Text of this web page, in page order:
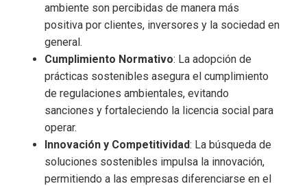
ambiente son percibidas de manera más
positiva por clientes, inversores y la sociedad en
general.
Cumplimiento Normativo: La adopción de
prácticas sostenibles asegura el cumplimiento
de regulaciones ambientales, evitando
sanciones y fortaleciendo la licencia social para
operar.
Innovación y Competitividad: La búsqueda de
soluciones sostenibles impulsa la innovación,
permitiendo a las empresas diferenciarse en el